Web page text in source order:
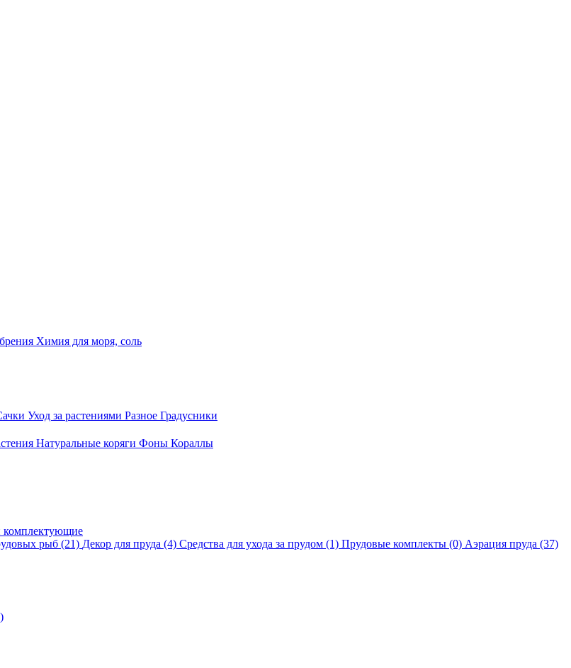
Химия для моря, соль
Уход за растениями Разное Градусники
Натуральные коряги Фоны Кораллы
комплектующие
рыб (21) Декор для пруда (4) Средства для ухода за прудом (1) Прудовые комплекты (0) Аэрация пруда (37)